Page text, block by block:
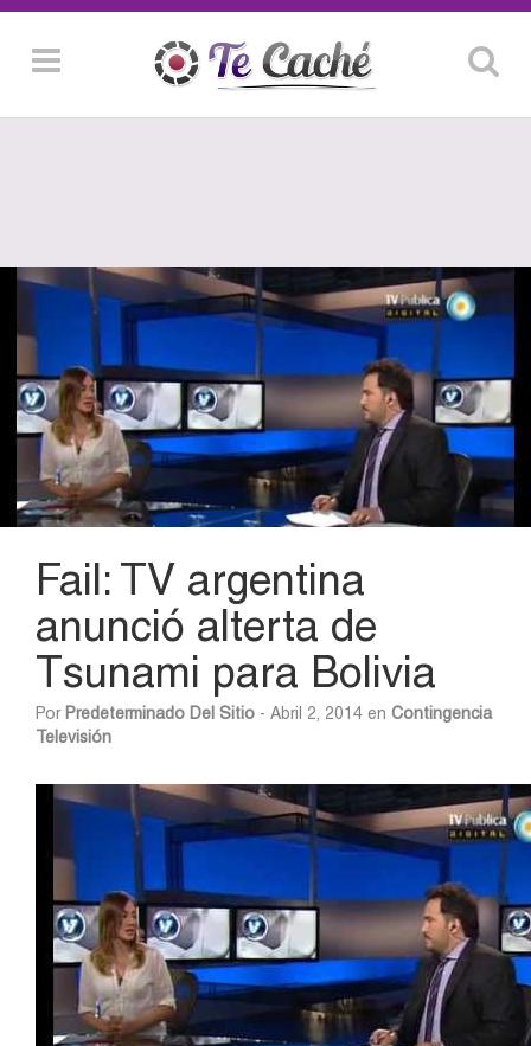
Fail: TV argentina
anunció alterta de
Tsunami para Bolivia
Por Predeterminado Del Sitio - Abril 2, 2014 en Contingencia
Televisión